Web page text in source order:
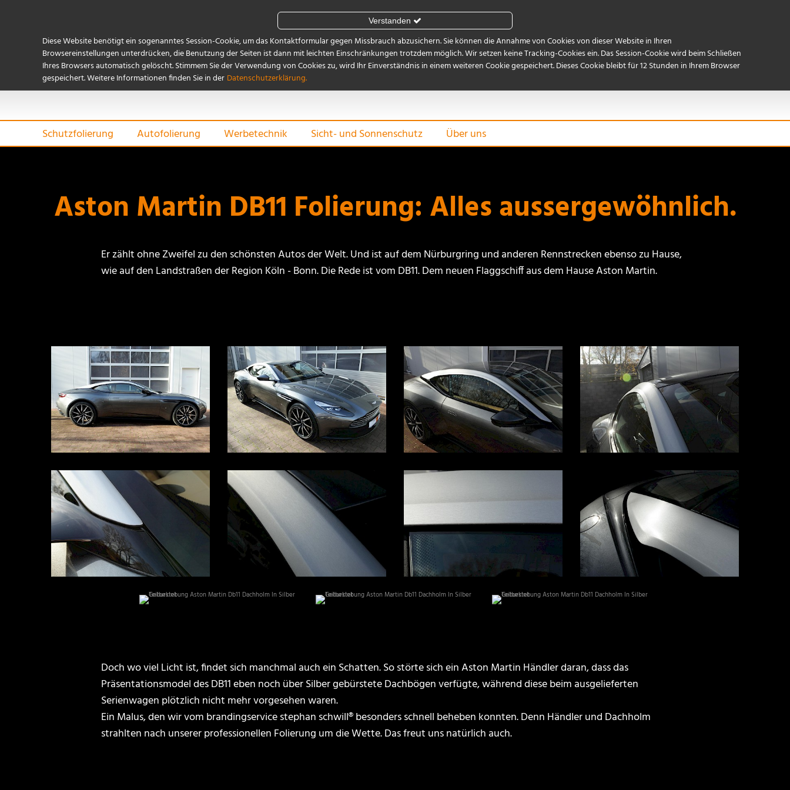
Schutzfolierung Autofolierung Werbetechnik Sicht- und Sonnenschutz Über uns
Aston Martin DB11 Folierung: Alles aussergewöhnlich.
Er zählt ohne Zweifel zu den schönsten Autos der Welt. Und ist auf dem Nürburgring und anderen Rennstrecken ebenso zu Hause,
wie auf den Landstraßen der Region Köln - Bonn. Die Rede ist vom DB11. Dem neuen Flaggschiff aus dem Hause Aston Martin.
Doch wo viel Licht ist, findet sich manchmal auch ein Schatten. So störte sich ein Aston Martin Händler daran, dass das
Präsentationsmodel des DB11 eben noch über Silber gebürstete Dachbögen verfügte, während diese beim ausgelieferten
Serienwagen plötzlich nicht mehr vorgesehen waren.
Ein Malus, den wir vom brandingservice stephan schwill® besonders schnell beheben konnten. Denn Händler und Dachholm
strahlten nach unserer professionellen Folierung um die Wette. Das freut uns natürlich auch.
Verstanden
Diese Website benötigt ein sogenanntes Session-Cookie, um das Kontaktformular gegen Missbrauch abzusichern. Sie können die Annahme von Cookies von dieser Website in Ihren
Browsereinstellungen unterdrücken, die Benutzung der Seiten ist dann mit leichten Einschränkungen trotzdem möglich. Wir setzen keine Tracking-Cookies ein. Das Session-Cookie wird beim Schließen
Ihres Browsers automatisch gelöscht. Stimmem Sie der Verwendung von Cookies zu, wird Ihr Einverständnis in einem weiteren Cookie gespeichert. Dieses Cookie bleibt für 12 Stunden in Ihrem Browser
gespeichert. Weitere Informationen finden Sie in der Datenschutzerklärung.